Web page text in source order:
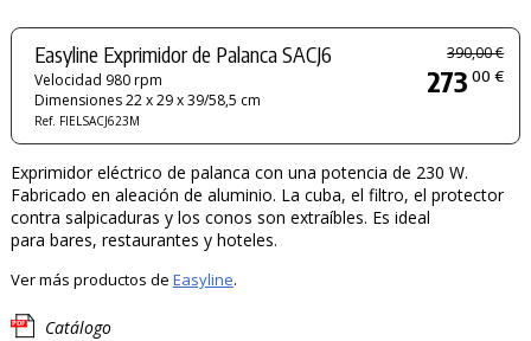
Easyline Exprimidor de Palanca SACJ6
Velocidad 980 rpm
Dimensiones 22 x 29 x 39/58,5 cm
Ref. FIELSACJ623M
390,00 €
273 00 €
Exprimidor eléctrico de palanca con una potencia de 230 W.
Fabricado en aleación de aluminio. La cuba, el filtro, el protector
contra salpicaduras y los conos son extraíbles. Es ideal
para bares, restaurantes y hoteles.
Ver más productos de Easyline.
Catálogo